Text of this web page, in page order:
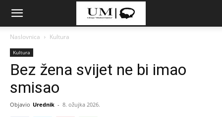
Naslovnica Kultura
Kultura
Bez žena svijet ne bi imao
smisao
Objavio Urednik - 8. ožujka 2026.